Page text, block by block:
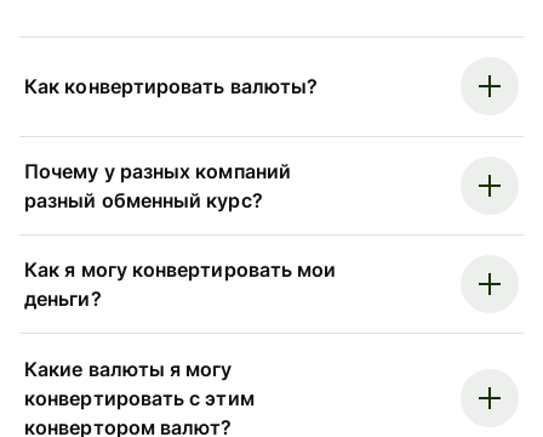
Как конвертировать валюты?
Почему у разных компаний
разный обменный курс?
Как я могу конвертировать мои
деньги?
Какие валюты я могу
конвертировать с этим
конвертором валют?